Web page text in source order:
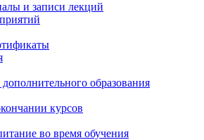
и записи лекций
образования
курсов
во время обучения